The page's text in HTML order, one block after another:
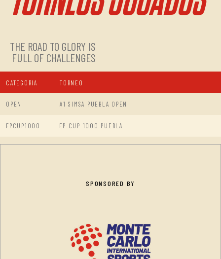
THE ROAD TO GLORY IS
FULL OF CHALLENGES
CATEGORIA TORNEO
OPEN A1 SIMSA PUEBLA OPEN
FPCUP1000 FP CUP 1000 PUEBLA
SPONSORED BY